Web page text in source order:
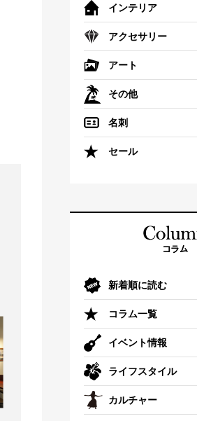
インテリア
アクセサリー
アート
その他
名刺
セール
新着順に読む
コラム一覧
イベント情報
ライフスタイル
カルチャー